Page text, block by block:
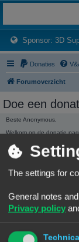
Het 3D print forum van de
Sponsor: 3D
Donaties
Forumoverzicht
Doe een
Beste Anonymous,
Welkom op de donatie
Dank, Het beheer.
3dprintforum.eu
The settings for
General notes
Privacy policy